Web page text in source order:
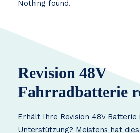
Nothing found.
Revision 48V
Fahrradbatterie
Erhält Ihre Revision 48V Batterie
Unterstützung? Meistens hat